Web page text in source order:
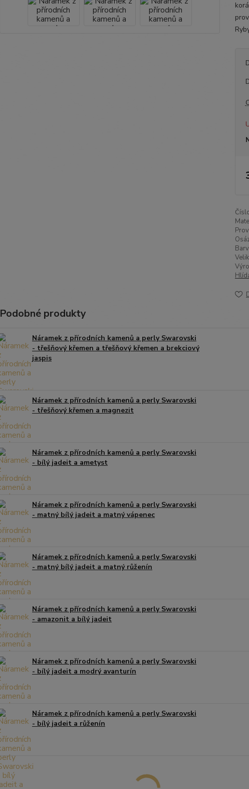
Podobné produkty
Náramek z přírodních kamenů a perly Swarovski
- třešňový křemen a třešňový křemen a brekciový
jaspis
Náramek z přírodních kamenů a perly Swarovski
- třešňový křemen a magnezit
Náramek z přírodních kamenů a perly Swarovski
- bílý jadeit a ametyst
Náramek z přírodních kamenů a perly Swarovski
- matný bílý jadeit a matný vápenec
Náramek z přírodních kamenů a perly Swarovski
- matný bílý jadeit a matný růženín
Náramek z přírodních kamenů a perly Swarovski
- amazonit a bílý jadeit
Náramek z přírodních kamenů a perly Swarovski
- bílý jadeit a modrý avanturín
Náramek z přírodních kamenů a perly Swarovski
- bílý jadeit a růženín